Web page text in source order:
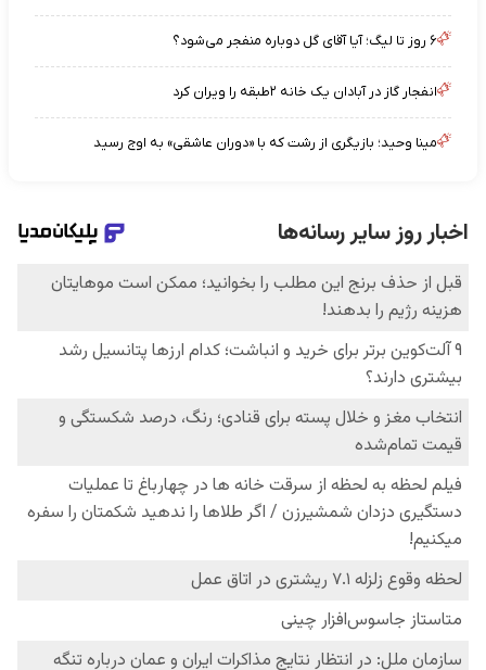
۶ روز تا لیگ؛ آیا آقای گل دوباره منفجر می‌شود؟
انفجار گاز در آبادان یک خانه ۲طبقه را ویران کرد
مینا وحید؛ بازیگری از رشت که با «دوران عاشقی» به اوج رسید